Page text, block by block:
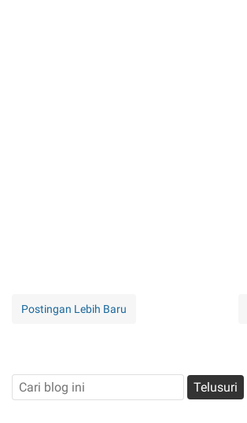
Postingan Lebih Baru